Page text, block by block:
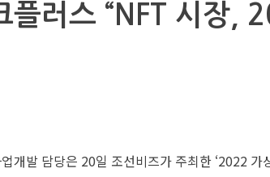
플러스 “NFT 시장